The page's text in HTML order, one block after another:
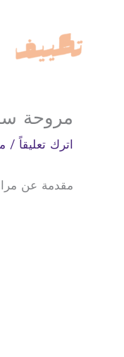
مروحة
اترك تعليقاً /
مقدمة عن